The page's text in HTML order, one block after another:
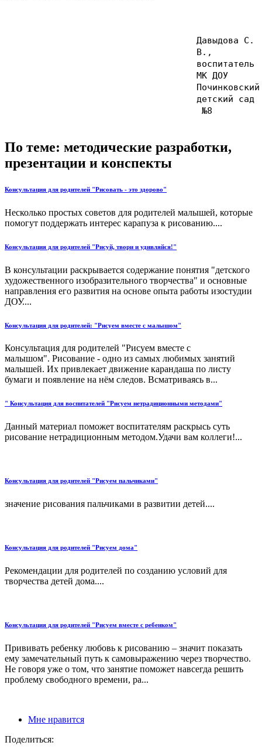
Давыдова С.
В.,
воспитатель
МК ДОУ
Починковский
детский сад
№8
По теме: методические разработки,
презентации и конспекты
Консультация для родителей "Рисовать - это здорово"
Несколько простых советов для родителей малышей, которые
помогут поддержать интерес карапуза к рисованию....
Консультация для родителей "Рисуй, твори и удивляйся!"
В консультации раскрывается содержание понятия "детского
художественного изобразительного творчества" и основные
направления его развития на основе опыта работы изостудии
ДОУ....
Консультация для родителей: "Рисуем вместе с малышом"
Консультация для родителей "Рисуем вместе с
малышом". Рисование - одно из самых любимых занятий
малышей. Их привлекает движение карандаша по листу
бумаги и появление на нём следов. Всматриваясь в...
" Консультация для воспитателей "Рисуем нетрадиционными методами"
Данный материал поможет воспитателям раскрысь суть
рисование нетрадиционным методом.Удачи вам коллеги!...
Консультация для родителей "Рисуем пальчиками"
значение рисования пальчиками в развитии детей....
Консультация для родителей "Рисуем дома"
Рекомендации для родителей по созданию условий для
творчества детей дома....
Консультация для родителей "Рисуем вместе с ребенком"
Прививать ребенку любовь к рисованию – значит показать
ему замечательный путь к самовыражению через творчество.
Не говоря уже о том, что занятие поможет навсегда решить
проблему свободного времени, ра...
Мне нравится
Поделиться: